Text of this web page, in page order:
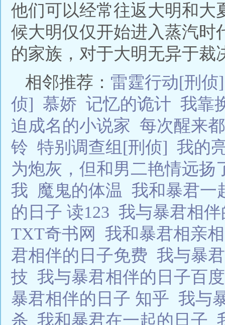
他们可以经常往返大明和大
候大明仅仅开始进入蒸汽时
的家族，对于大明无异于裁
相邻推荐： 雷霆行动[刑侦]
侦] 慕娇 记忆的诡计 我靠
迫成名的小说家 每次醒来
铃 特别调查组[刑侦] 我的
为炮灰，但和男二艳情远扬
我 魔鬼的体温 我和暴君
的日子 读123 我与暴君相
TXT奇书网 我和暴君相亲
君相伴的日子免费 我与暴
技 我与暴君相伴的日子百
暴君相伴的日子 知乎 我与
杀 我和暴君在一起的日子